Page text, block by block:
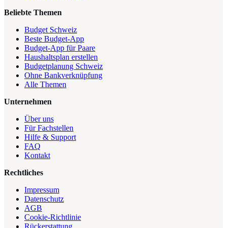
Beliebte Themen
Budget Schweiz
Beste Budget-App
Budget-App für Paare
Haushaltsplan erstellen
Budgetplanung Schweiz
Ohne Bankverknüpfung
Alle Themen
Unternehmen
Über uns
Für Fachstellen
Hilfe & Support
FAQ
Kontakt
Rechtliches
Impressum
Datenschutz
AGB
Cookie-Richtlinie
Rückerstattung